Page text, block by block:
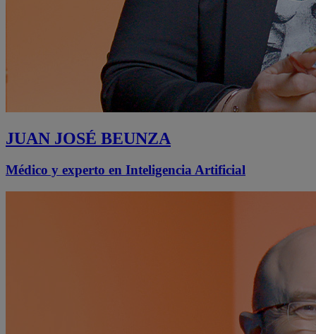
JUAN JOSÉ BEUNZA
Médico y experto en Inteligencia Artificial